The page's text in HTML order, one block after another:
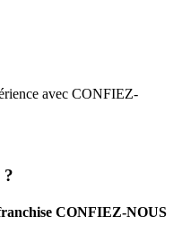
avec CONFIEZ-
?
CONFIEZ-NOUS